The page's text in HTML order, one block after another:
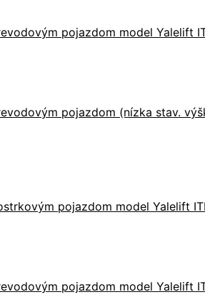
pojazdom model Yalelift
pojazdom (nízka stav.
pojazdom model Yalelift
pojazdom model Yalelift